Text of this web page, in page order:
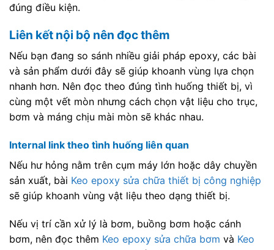
đúng điều kiện.
Liên kết nội bộ nên đọc thêm
Nếu bạn đang so sánh nhiều giải pháp epoxy, các bài
và sản phẩm dưới đây sẽ giúp khoanh vùng lựa chọn
nhanh hơn. Nên đọc theo đúng tình huống thiết bị, vì
cùng một vết mòn nhưng cách chọn vật liệu cho trục,
bơm và máng chịu mài mòn sẽ khác nhau.
Internal link theo tình huống liên quan
Nếu hư hỏng nằm trên cụm máy lớn hoặc dây chuyền
sản xuất, bài Keo epoxy sửa chữa thiết bị công nghiệp
sẽ giúp khoanh vùng vật liệu theo dạng thiết bị.
Nếu vị trí cần xử lý là bơm, buồng bơm hoặc cánh
bơm, nên đọc thêm Keo epoxy sửa chữa bơm và Keo